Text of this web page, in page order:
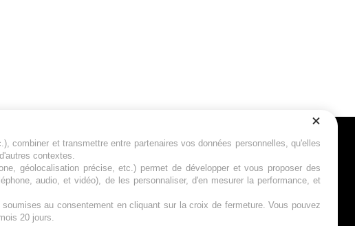
et
Suivez-nous
et transmettre entre partenaires vos données personnelles, qu'elles
contextes.
géolocalisation précise, etc.) permet de développer et vous proposer des
audio, et vidéo), de les personnaliser, d'en mesurer la performance, et
au consentement en cliquant sur la croix de fermeture. Vous pouvez
20 jours.